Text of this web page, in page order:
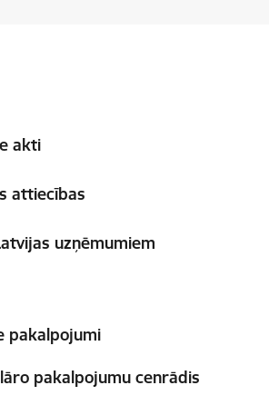
akti
attiecības
uzņēmumiem
pakalpojumi
pakalpojumu cenrādis